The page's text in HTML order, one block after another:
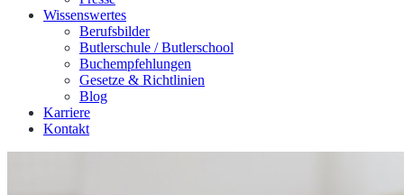
Wissenswertes
Berufsbilder
Butlerschule / Butlerschool
Buchempfehlungen
Gesetze & Richtlinien
Blog
Karriere
Kontakt